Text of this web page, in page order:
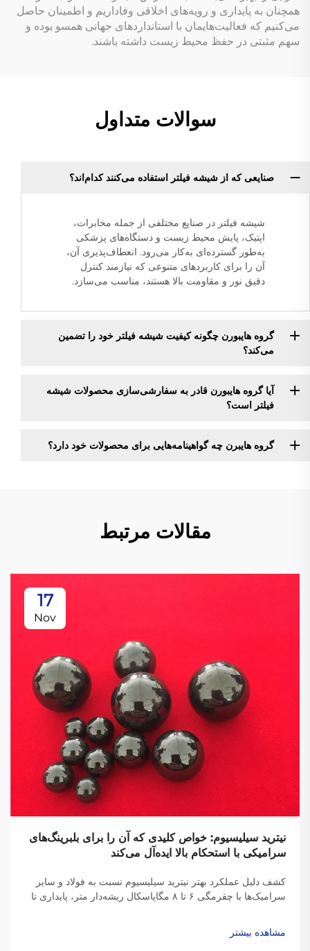
همچنان به پایداری و رویه‌های اخلاقی وفاداریم و اطمینان حاصل
می‌کنیم که فعالیت‌هایمان با استانداردهای جهانی همسو بوده و
سهم مثبتی در حفظ محیط زیست داشته باشند.
سوالات متداول
صنایعی که از شیشه فیلتر استفاده می‌کنند کدام‌اند؟
شیشه فیلتر در صنایع مختلفی از جمله مخابرات،
اپتیک، پایش محیط زیست و دستگاه‌های پزشکی
به‌طور گسترده‌ای به‌کار می‌رود. انعطاف‌پذیری آن،
آن را برای کاربردهای متنوعی که نیازمند کنترل
دقیق نور و مقاومت بالا هستند، مناسب می‌سازد.
گروه هایبورن چگونه کیفیت شیشه فیلتر خود را تضمین
می‌کند؟
آیا گروه هایبورن قادر به سفارشی‌سازی محصولات شیشه
فیلتر است؟
گروه هایبرن چه گواهینامه‌هایی برای محصولات خود دارد؟
مقالات مرتبط
17
Nov
نیترید سیلیسیوم: خواص کلیدی که آن را برای بلبرینگ‌های
سرامیکی با استحکام بالا ایده‌آل می‌کند
کشف دلیل عملکرد بهتر نیترید سیلیسیوم نسبت به فولاد و سایر
سرامیک‌ها با چقرمگی ۶ تا ۸ مگاپاسکال ریشه‌دار متر، پایداری تا
اطلاعات بیشتر.
مشاهده بیشتر